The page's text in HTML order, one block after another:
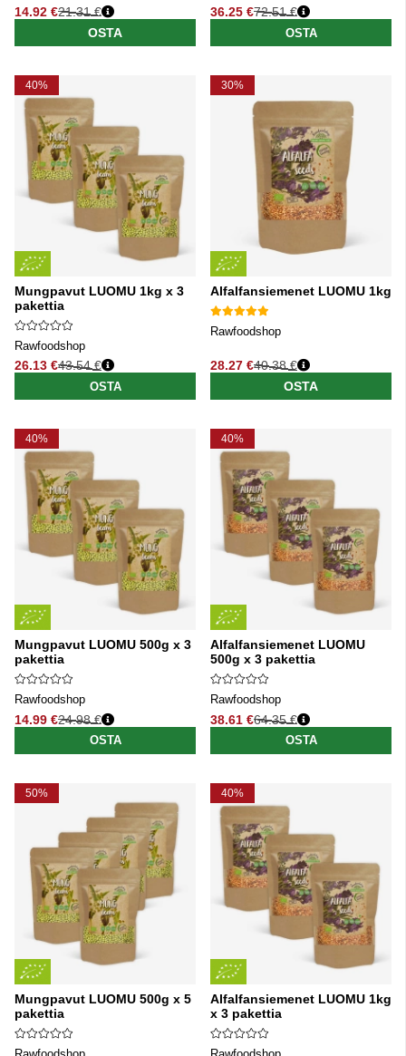
14.92 €
Normaali hinta
21.31 €
OSTA
36.25 €
Normaali hinta
72.51 €
OSTA
40%
Mungpavut LUOMU 1kg x 3
pakettia
Rawfoodshop
26.13 €
Normaali hinta
43.54 €
OSTA
30%
Alfalfansiemenet LUOMU 1kg
Rawfoodshop
28.27 €
Normaali hinta
40.38 €
OSTA
40%
Mungpavut LUOMU 500g x 3
pakettia
Rawfoodshop
14.99 €
Normaali hinta
24.98 €
OSTA
40%
Alfalfansiemenet LUOMU
500g x 3 pakettia
Rawfoodshop
38.61 €
Normaali hinta
64.35 €
OSTA
50%
Mungpavut LUOMU 500g x 5
pakettia
40%
Alfalfansiemenet LUOMU 1kg
x 3 pakettia